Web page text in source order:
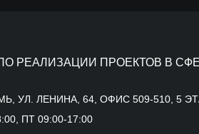
РЕАЛИЗАЦИИ ПРОЕКТОВ В
УЛ. ЛЕНИНА, 64, ОФИС 509-510, 5
ПТ 09:00-17:00